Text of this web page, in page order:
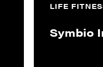
LIFE
Symbio